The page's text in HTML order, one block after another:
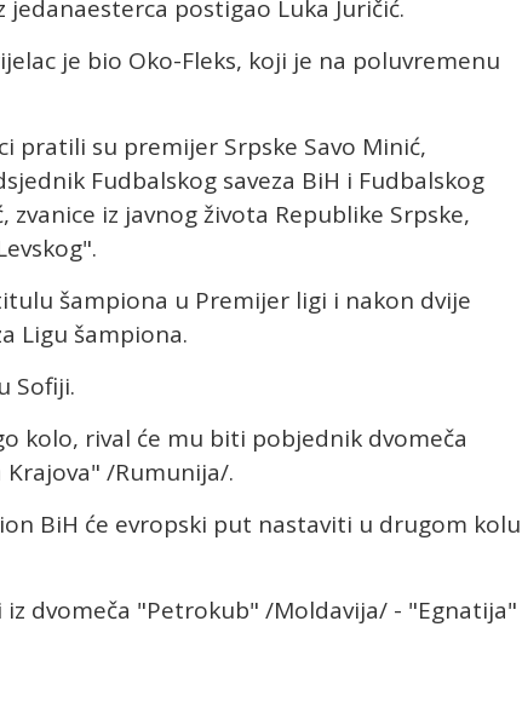
postigao Luka Juričić.
je bio Oko-Fleks, koji je na poluvremenu
pratili su premijer Srpske Savo Minić,
Fudbalskog saveza BiH i Fudbalskog
zvanice iz javnog života Republike Srpske,
šampiona u Premijer ligi i nakon dvije
Ligu šampiona.
Sofiji.
kolo, rival će mu biti pobjednik dvomeča
/Rumunija/.
BiH će evropski put nastaviti u drugom kolu
dvomeča "Petrokub" /Moldavija/ - "Egnatija"